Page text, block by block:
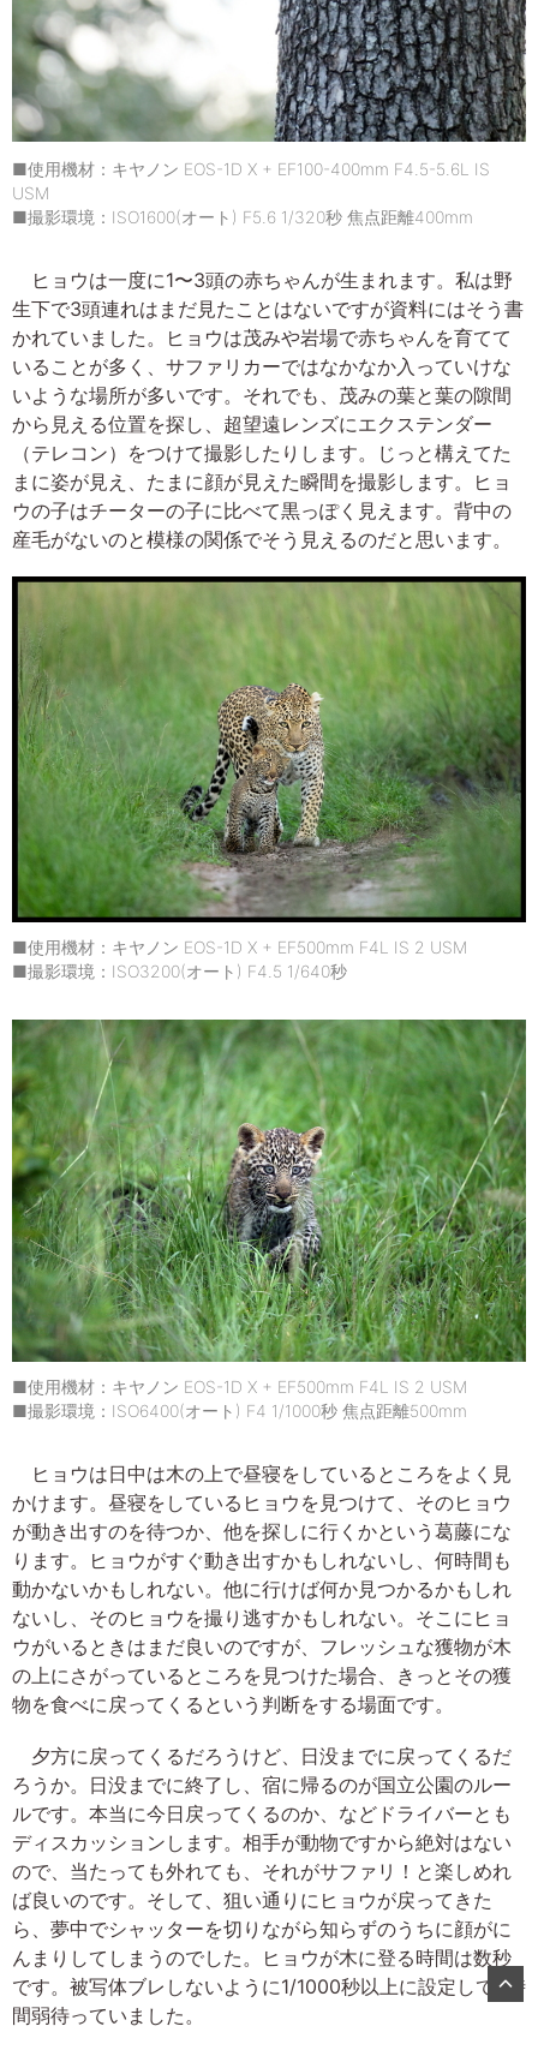
■使用機材：キヤノン EOS-1D X + EF100-400mm F4.5-5.6L IS
USM
■撮影環境：ISO1600(オート) F5.6 1/320秒 焦点距離400mm
ヒョウは一度に1〜3頭の赤ちゃんが生まれます。私は野
生下で3頭連れはまだ見たことはないですが資料にはそう書
かれていました。ヒョウは茂みや岩場で赤ちゃんを育てて
いることが多く、サファリカーではなかなか入っていけな
いような場所が多いです。それでも、茂みの葉と葉の隙間
から見える位置を探し、超望遠レンズにエクステンダー
（テレコン）をつけて撮影したりします。じっと構えてた
まに姿が見え、たまに顔が見えた瞬間を撮影します。ヒョ
ウの子はチーターの子に比べて黒っぽく見えます。背中の
産毛がないのと模様の関係でそう見えるのだと思います。
■使用機材：キヤノン EOS-1D X + EF500mm F4L IS 2 USM
■撮影環境：ISO3200(オート) F4.5 1/640秒
■使用機材：キヤノン EOS-1D X + EF500mm F4L IS 2 USM
■撮影環境：ISO6400(オート) F4 1/1000秒 焦点距離500mm
ヒョウは日中は木の上で昼寝をしているところをよく見
かけます。昼寝をしているヒョウを見つけて、そのヒョウ
が動き出すのを待つか、他を探しに行くかという葛藤にな
ります。ヒョウがすぐ動き出すかもしれないし、何時間も
動かないかもしれない。他に行けば何か見つかるかもしれ
ないし、そのヒョウを撮り逃すかもしれない。そこにヒョ
ウがいるときはまだ良いのですが、フレッシュな獲物が木
の上にさがっているところを見つけた場合、きっとその獲
物を食べに戻ってくるという判断をする場面です。
夕方に戻ってくるだろうけど、日没までに戻ってくるだ
ろうか。日没までに終了し、宿に帰るのが国立公園のルー
ルです。本当に今日戻ってくるのか、などドライバーとも
ディスカッションします。相手が動物ですから絶対はない
ので、当たっても外れても、それがサファリ！と楽しめれ
ば良いのです。そして、狙い通りにヒョウが戻ってきた
ら、夢中でシャッターを切りながら知らずのうちに顔がに
んまりしてしまうのでした。ヒョウが木に登る時間は数秒
です。被写体ブレしないように1/1000秒以上に設定して2時
間弱待っていました。